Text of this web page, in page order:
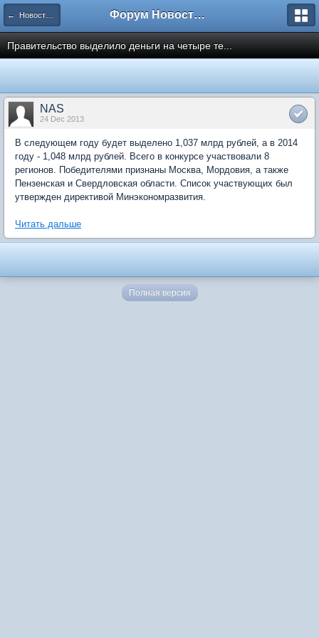
← Новости рынка недвижимости Форум Новостройки
Правительство выделило деньги на четыре те...
NAS
24 Dec 2013
В следующем году будет выделено 1,037 млрд рублей, а в 2014
году - 1,048 млрд рублей. Всего в конкурсе участвовали 8
регионов. Победителями признаны Москва, Мордовия, а также
Пензенская и Свердловская области. Список участвующих был
утвержден директивой Минэкономразвития.
Читать дальше
Полная версия